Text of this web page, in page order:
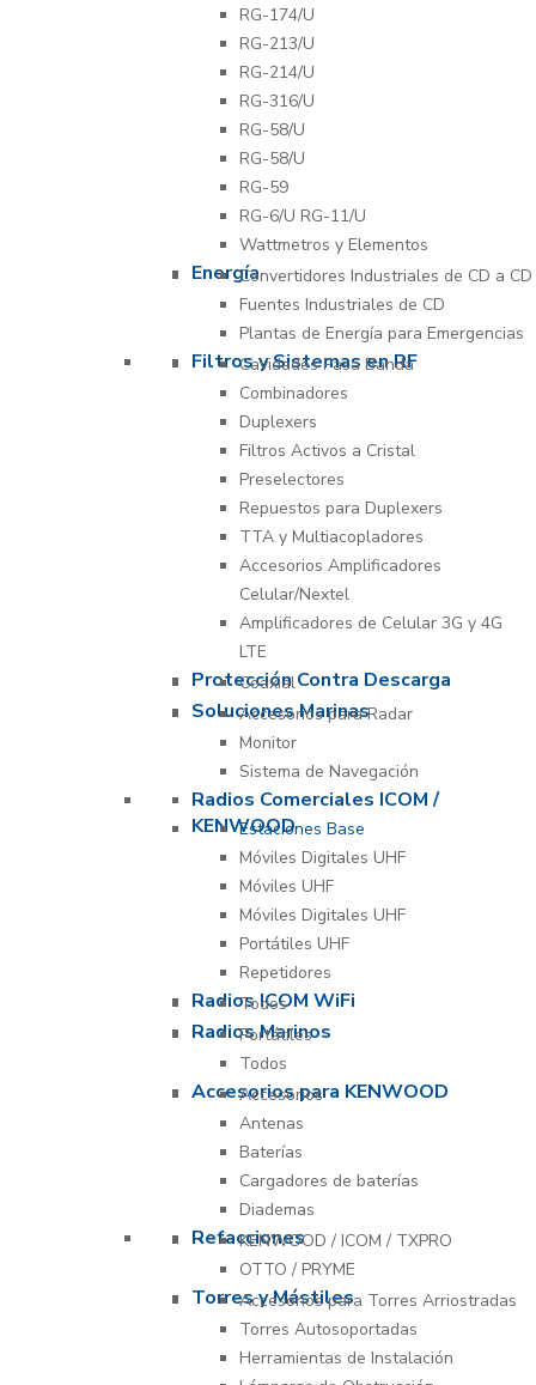
RG-174/U
RG-213/U
RG-214/U
RG-316/U
RG-58/U
RG-58/U
RG-59
RG-6/U RG-11/U
Wattmetros y Elementos
EnergíaConvertidores Industriales de CD a CD
Fuentes Industriales de CD
Plantas de Energía para Emergencias
Filtros y Sistemas en RF
Cavidades Pasa Banda
Combinadores
Duplexers
Filtros Activos a Cristal
Preselectores
Repuestos para Duplexers
TTA y Multiacopladores
Accesorios Amplificadores
Celular/Nextel
Amplificadores de Celular 3G y 4G
LTE
Protección Contra Descarga
Coaxial
Soluciones Marinas
Accesorios para Radar
Monitor
Sistema de Navegación
Radios Comerciales ICOM /
KENWOOD
Estaciones Base
Móviles Digitales UHF
Móviles UHF
Móviles Digitales UHF
Portátiles UHF
Repetidores
Radios ICOM WiFi
Todos
Radios Marinos
Portátiles
Todos
Accesorios para KENWOOD
Accesorios
Antenas
Baterías
Cargadores de baterías
Diademas
Refacciones
KENWOOD / ICOM / TXPRO
OTTO / PRYME
Torres y Mástiles
Accesorios para Torres Arriostradas
Torres Autosoportadas
Herramientas de Instalación